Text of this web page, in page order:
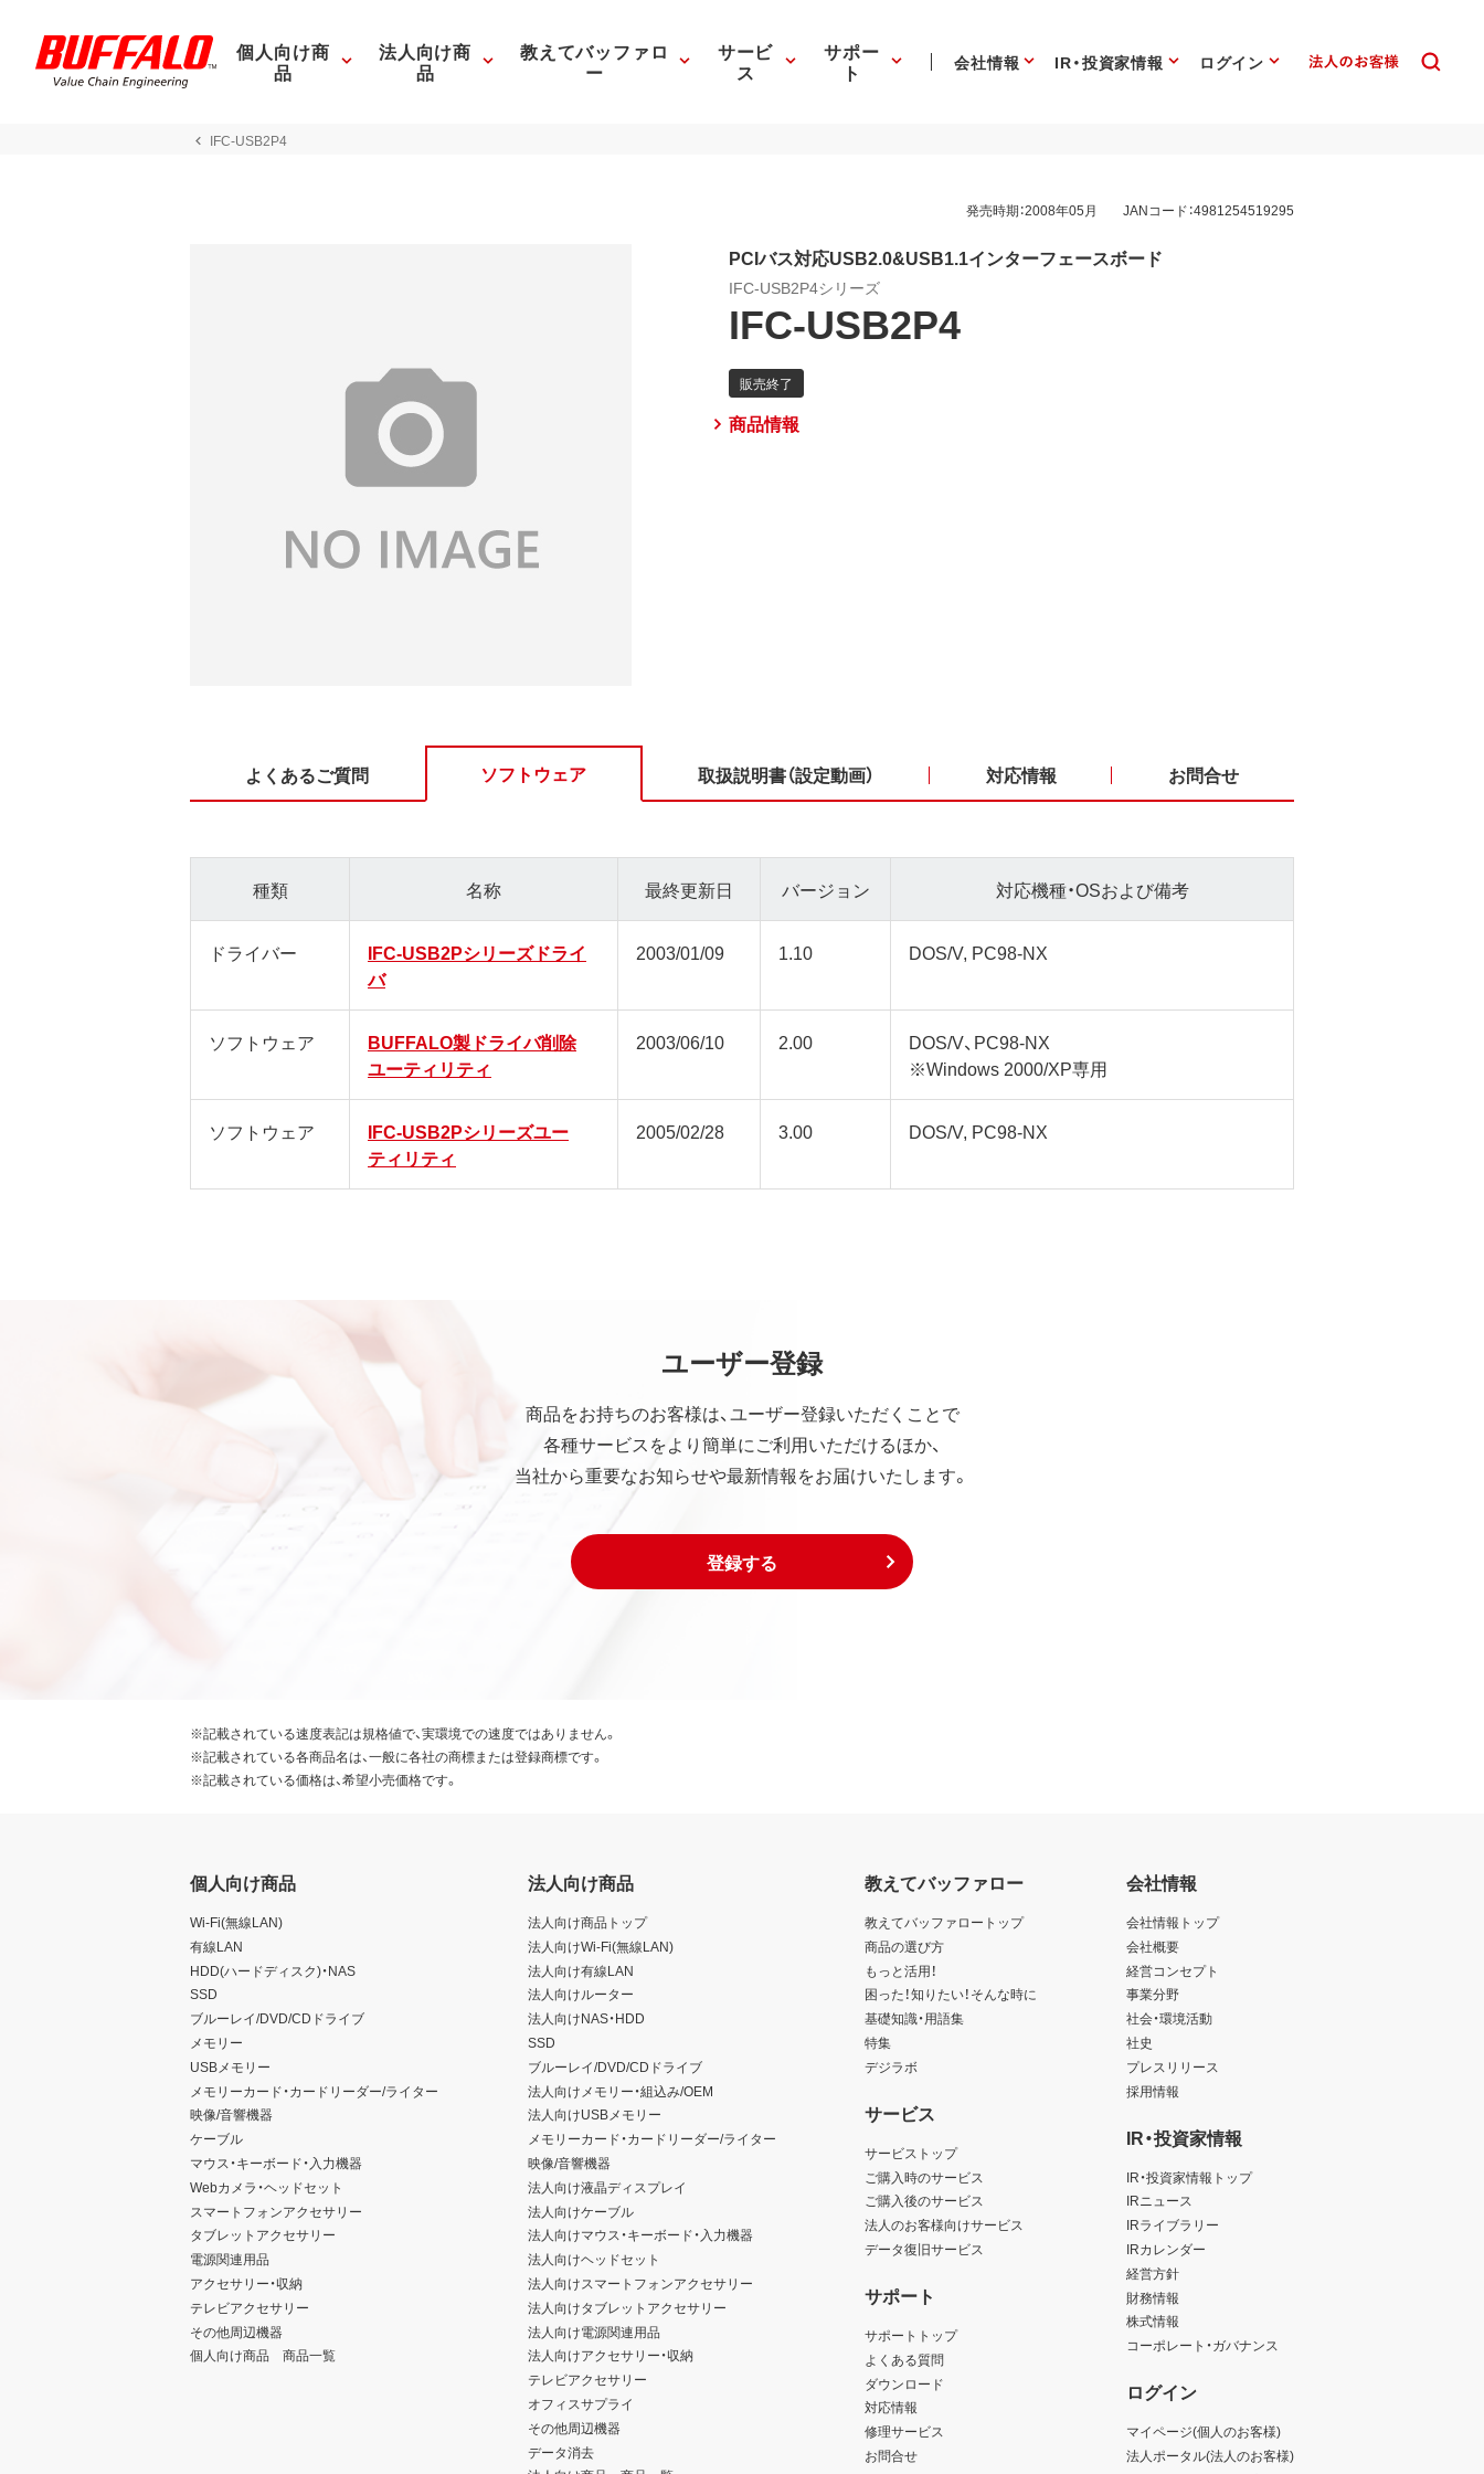
個人向け商
品
法人向け商
品
教えてバッファロ
ー
サービ
ス
サポー
ト 会社情報 IR・投資家情報 ログイン
IFC-USB2P4
発売時期：2008年05月 JANコード：4981254519295
PCIバス対応USB2.0&USB1.1インターフェースボード
IFC-USB2P4シリーズ
IFC-USB2P4
商品情報
よくあるご質問 ソフトウェア 取扱説明書（設定動画） 対応情報 お問合せ
種類 名称 最終更新日 バージョン 対応機種・OSおよび備考
ドライバー
IFC-USB2Pシリーズドライ
バ
2003/01/09 1.10 DOS/V, PC98-NX
ソフトウェア
BUFFALO製ドライバ削除
ユーティリティ
2003/06/10 2.00
DOS/V、PC98-NX
※Windows 2000/XP専用
ソフトウェア
IFC-USB2Pシリーズユー
ティリティ
2005/02/28 3.00 DOS/V, PC98-NX
ユーザー登録
商品をお持ちのお客様は、ユーザー登録いただくことで
各種サービスをより簡単にご利用いただけるほか、
当社から重要なお知らせや最新情報をお届けいたします。
登録する
※記載されている速度表記は規格値で、実環境での速度ではありません。
※記載されている各商品名は、一般に各社の商標または登録商標です。
※記載されている価格は、希望小売価格です。
個人向け商品
Wi-Fi(無線LAN)
有線LAN
HDD(ハードディスク)・NAS
SSD
ブルーレイ/DVD/CDドライブ
メモリー
USBメモリー
メモリーカード・カードリーダー/ライター
映像/音響機器
ケーブル
マウス・キーボード・入力機器
Webカメラ・ヘッドセット
スマートフォンアクセサリー
タブレットアクセサリー
電源関連用品
アクセサリー・収納
テレビアクセサリー
その他周辺機器
個人向け商品 商品一覧
法人向け商品
法人向け商品トップ
法人向けWi-Fi(無線LAN)
法人向け有線LAN
法人向けルーター
法人向けNAS・HDD
SSD
ブルーレイ/DVD/CDドライブ
法人向けメモリー・組込み/OEM
法人向けUSBメモリー
メモリーカード・カードリーダー/ライター
映像/音響機器
法人向け液晶ディスプレイ
法人向けケーブル
法人向けマウス・キーボード・入力機器
法人向けヘッドセット
法人向けスマートフォンアクセサリー
法人向けタブレットアクセサリー
法人向け電源関連用品
法人向けアクセサリー・収納
テレビアクセサリー
オフィスサプライ
その他周辺機器
データ消去
教えてバッファロー
教えてバッファロートップ
商品の選び方
もっと活用！
困った！知りたい！そんな時に
基礎知識・用語集
特集
デジラボ
サービス
サービストップ
ご購入時のサービス
ご購入後のサービス
法人のお客様向けサービス
データ復旧サービス
サポート
サポートトップ
よくある質問
ダウンロード
対応情報
修理サービス
お問合せ
会社情報
会社情報トップ
会社概要
経営コンセプト
事業分野
社会・環境活動
社史
プレスリリース
採用情報
IR・投資家情報
IR・投資家情報トップ
IRニュース
IRライブラリー
IRカレンダー
経営方針
財務情報
株式情報
コーポレート・ガバナンス
ログイン
マイページ(個人のお客様)
法人ポータル(法人のお客様)